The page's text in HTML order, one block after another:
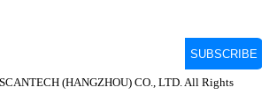
(HANGZHOU) CO., LTD. All Rights